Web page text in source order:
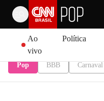
Ao
vivo
Política
Pop BBB Carnaval